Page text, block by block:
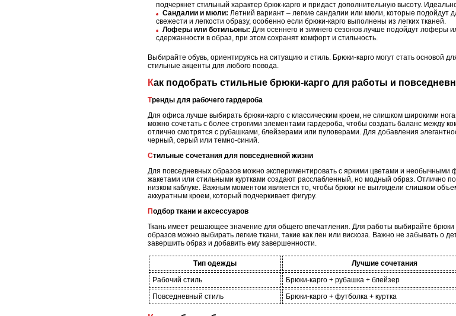
подчеркнет стильный характер брюк-карго и придаст дополнительную высоту.
Сандалии и мюли: Летний вариант – легкие сандалии или мюли, которые подойдут
свежести и легкости образу, особенно если брюки-карго выполнены из легких тканей.
Лоферы или ботильоны: Для осеннего и зимнего сезонов лучше подойдут лоферы
сдержанности в образ, при этом сохранят комфорт и стильность.
Выбирайте обувь, ориентируясь на ситуацию и стиль. Брюки-карго могут стать основой
стильные акценты для любого повода.
Как подобрать стильные брюки-карго для работы и
Тренды для рабочего гардероба
Для офиса лучше выбирать брюки-карго с классическим кроем, не слишком широкими
можно сочетать с более строгими элементами гардероба, чтобы создать баланс между
отлично смотрятся с рубашками, блейзерами или пуловерами. Для добавления
черный, серый или темно-синий.
Стильные сочетания для повседневной жизни
Для повседневных образов можно экспериментировать с яркими цветами и необычными
жакетами или стильными куртками создают расслабленный, но модный образ. Отлично
низком каблуке. Важным моментом является то, чтобы брюки не выглядели слишком
аккуратным кроем, который подчеркивает фигуру.
Подбор ткани и аксессуаров
Ткань имеет решающее значение для общего впечатления. Для работы выбирайте брюки
образов можно выбирать легкие ткани, такие как лен или вискоза. Важно не забывать о
завершить образ и добавить ему завершенности.
Тип одежды Лучшие сочетания
Рабочий стиль
Брюки-карго + рубашка + блейзер
Повседневный стиль
Брюки-карго + футболка + куртка